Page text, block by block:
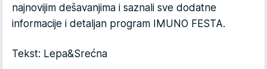
najnovijim dešavanjima i saznali sve dodatne
informacije i detaljan program IMUNO FESTA.
Tekst: Lepa&Srećna